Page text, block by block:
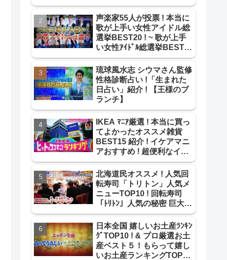
当のとこ教えてランキン
グ】
声楽家55人が投票 ! 本当に
歌が上手い女性アイドル総
選挙BEST20 ! ~ 歌が上手
い女性ｱｲﾄﾞﾙ総選挙BEST20
! ~【1番だけが知ってい
る】
琉球風水志 シウマさん監修
性格診断占い !「生まれた
日占い」紹介 ! 【王様のブ
ランチ】
IKEA ﾏﾆｱ厳選 ! 本当に買っ
てよかったオススメ雑貨
BEST15 紹介 ! イケアマニ
アおすすめ ! 超便利なイケ
ア雑貨ﾍﾞｽﾄ15 !【ｻﾀﾃﾞｰﾌﾟﾗ
ｽ】
北海道民オススメ ! 人気回
転寿司「トリトン」人気メ
ニューTOP10 ! 回転寿司
「ﾄﾘﾄﾝ」人気の秘密 巨大寿
司ネタ【教えてもらう前と
後】
日本全国 嬉しいお土産ﾗﾝｷﾝ
ｸﾞTOP10 ! & プロ厳選お土
産ベスト５！もらって嬉し
いお土産ランキングTOP10